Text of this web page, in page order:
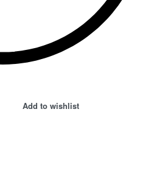
Add to wishlist